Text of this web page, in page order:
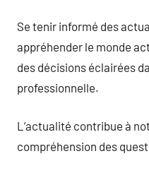
Se tenir informé des
appréhender le monde
des décisions éclairées
professionnelle.
L’actualité contribue à
compréhension des